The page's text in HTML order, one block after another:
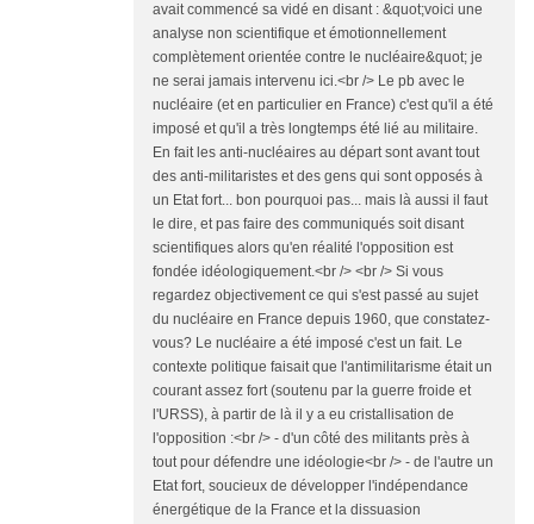
avait commencé sa vidé en disant : &quot;voici une
analyse non scientifique et émotionnellement
complètement orientée contre le nucléaire&quot; je
ne serai jamais intervenu ici.<br /> Le pb avec le
nucléaire (et en particulier en France) c'est qu'il a été
imposé et qu'il a très longtemps été lié au militaire.
En fait les anti-nucléaires au départ sont avant tout
des anti-militaristes et des gens qui sont opposés à
un Etat fort... bon pourquoi pas... mais là aussi il faut
le dire, et pas faire des communiqués soit disant
scientifiques alors qu'en réalité l'opposition est
fondée idéologiquement.<br /> <br /> Si vous
regardez objectivement ce qui s'est passé au sujet
du nucléaire en France depuis 1960, que constatez-
vous? Le nucléaire a été imposé c'est un fait. Le
contexte politique faisait que l'antimilitarisme était un
courant assez fort (soutenu par la guerre froide et
l'URSS), à partir de là il y a eu cristallisation de
l'opposition :<br /> - d'un côté des militants près à
tout pour défendre une idéologie<br /> - de l'autre un
Etat fort, soucieux de développer l'indépendance
énergétique de la France et la dissuasion